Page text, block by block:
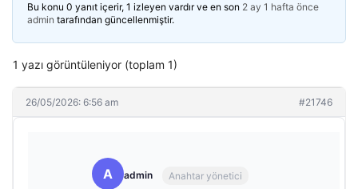
Bu konu 0 yanıt içerir, 1 izleyen vardır ve en son 2 ay 1 hafta önce
admin tarafından güncellenmiştir.
1 yazı görüntüleniyor (toplam 1)
26/05/2026: 6:56 am #21746
A admin Anahtar yönetici